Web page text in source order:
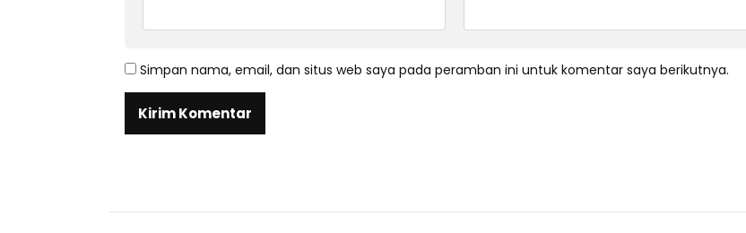
Simpan nama, email, dan situs web saya pada peramban ini untuk komentar saya berikutnya.